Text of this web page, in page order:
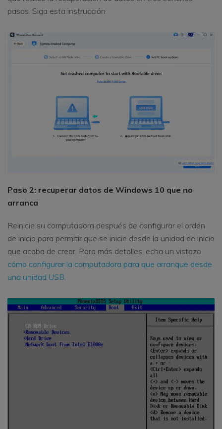
pasos. Siga esta instrucción
Paso 2: recuperar datos de Windows 10 que no
arranca
Reinicie su computadora después de configurar el orden
de inicio para permitir que se inicie desde la unidad de inicio
que acaba de crear. Para más detalles, echa un vistazo
cómo configurar la computadora para que arranque desde
una unidad USB.